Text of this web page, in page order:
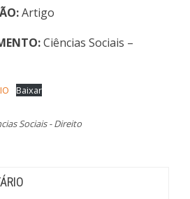
Artigo
Ciências Sociais –
Baixar
Sociais - Direito